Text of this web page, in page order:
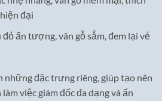
đại
đỏ ấn tượng, vân gỗ sẫm, đem lại vẻ
những đặc trưng riêng, giúp tạo nên
việc giám đốc đa dạng và ấn